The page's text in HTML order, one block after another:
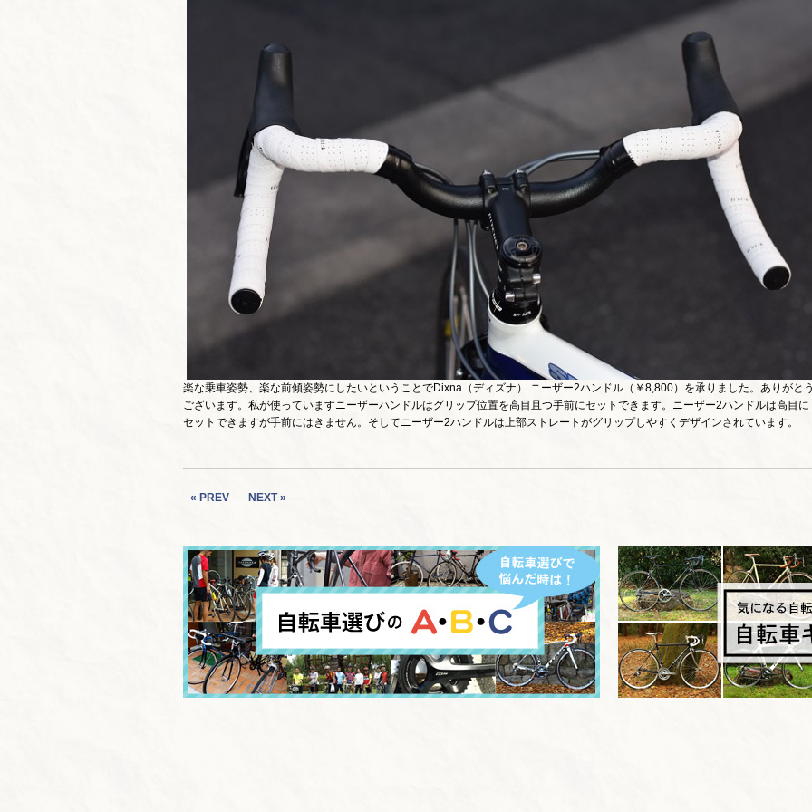
楽な乗車姿勢、楽な前傾姿勢にしたいということでDixna（ディズナ） ニーザー2ハンドル（￥8,800）を承りました。ありがと
ございます。私が使っていますニーザーハンドルはグリップ位置を高目且つ手前にセットできます。ニーザー2ハンドルは高目に
セットできますが手前にはきません。そしてニーザー2ハンドルは上部ストレートがグリップしやすくデザインされています。
« PREV NEXT »